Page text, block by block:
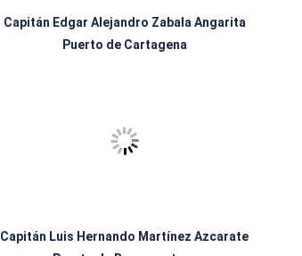
Capitán Edgar Alejandro Zabala Angarita
Puerto de Cartagena
Capitán Luis Hernando Martínez Azcarate